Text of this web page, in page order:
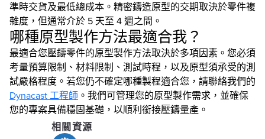
準時交貨及最低總成本。精密鑄造原型的交期取決於零件複
雜度，但通常介於 5 天至 4 週之間。
哪種原型製作方法最適合我？
最適合您壓鑄零件的原型製作方法取決於多項因素。您必須
考量預算限制、材料限制、測試時程，以及原型須承受的測
試嚴格程度。若您仍不確定哪種製程適合您，請聯絡我們的
Dynacast 工程師 。我們可管理您的原型製作需求，並確保
您的專案具備穩固基礎，以順利銜接壓鑄量產。
相關資源